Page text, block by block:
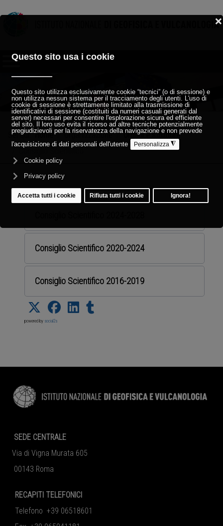
Sei qui:Home Organizzazione
Organi e strutture
Consiglio Scientifico
Consiglio Scientifico 2020-2024
Consiglio Scientifico 2016-2019
powered by social2s
SEDE CENTRALE
Via di Vigna Murata 605
00143 Roma
RECAPITI TELEFONICI
Telefono +39 06518601